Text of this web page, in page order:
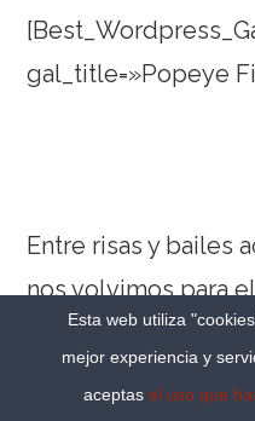
gal_title=»Popeye
Entre risas y bailes
nos volvimos para
abajo (un detalle,
dormí pensando
Esta web utiliza
mejor experiencia y
aceptas el uso que